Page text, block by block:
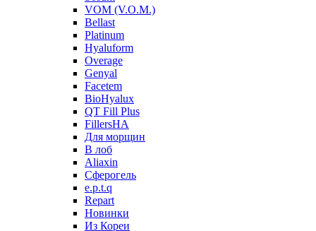
VOM (V.O.M.)
Bellast
Platinum
Hyaluform
Overage
Genyal
Facetem
BioHyalux
QT Fill Plus
FillersHA
Для морщин
В лоб
Aliaxin
Сферогель
e.p.t.q
Repart
Новинки
Из Кореи